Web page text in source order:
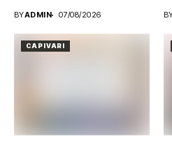
BYADMIN 07/08/2026
CAPIVARI